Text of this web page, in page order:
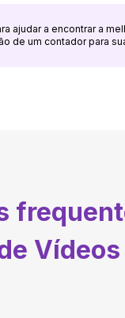
ajudar a encontrar a
de um contador para